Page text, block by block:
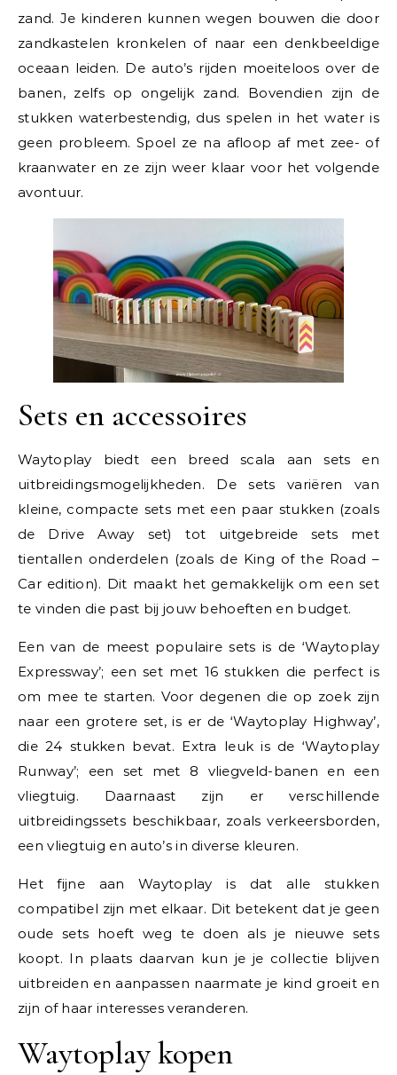
zand. Je kinderen kunnen wegen bouwen die door
zandkastelen kronkelen of naar een denkbeeldige
oceaan leiden. De auto’s rijden moeiteloos over de
banen, zelfs op ongelijk zand. Bovendien zijn de
stukken waterbestendig, dus spelen in het water is
geen probleem. Spoel ze na afloop af met zee- of
kraanwater en ze zijn weer klaar voor het volgende
avontuur.
Sets en accessoires
Waytoplay biedt een breed scala aan sets en
uitbreidingsmogelijkheden. De sets variëren van
kleine, compacte sets met een paar stukken (zoals
de Drive Away set) tot uitgebreide sets met
tientallen onderdelen (zoals de King of the Road –
Car edition). Dit maakt het gemakkelijk om een set
te vinden die past bij jouw behoeften en budget.
Een van de meest populaire sets is de ‘Waytoplay
Expressway’; een set met 16 stukken die perfect is
om mee te starten. Voor degenen die op zoek zijn
naar een grotere set, is er de ‘Waytoplay Highway’,
die 24 stukken bevat. Extra leuk is de ‘Waytoplay
Runway’; een set met 8 vliegveld-banen en een
vliegtuig. Daarnaast zijn er verschillende
uitbreidingssets beschikbaar, zoals verkeersborden,
een vliegtuig en auto’s in diverse kleuren.
Het fijne aan Waytoplay is dat alle stukken
compatibel zijn met elkaar. Dit betekent dat je geen
oude sets hoeft weg te doen als je nieuwe sets
koopt. In plaats daarvan kun je je collectie blijven
uitbreiden en aanpassen naarmate je kind groeit en
zijn of haar interesses veranderen.
Waytoplay kopen